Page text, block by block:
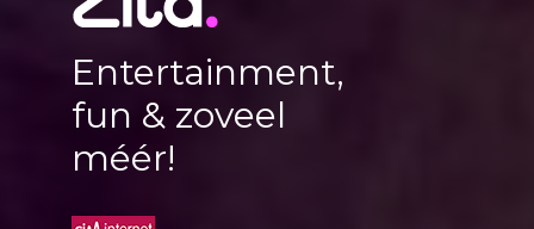
Entertainment,
fun & zoveel
méér!